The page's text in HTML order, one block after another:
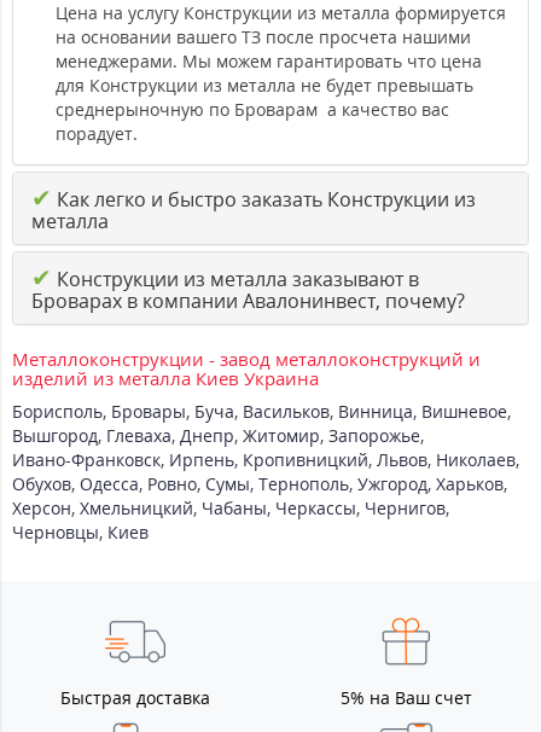
Цена на услугу Конструкции из металла формируется
на основании вашего ТЗ после просчета нашими
менеджерами. Мы можем гарантировать что цена
для Конструкции из металла не будет превышать
среднерыночную по Броварам а качество вас
порадует.
✔ Как легко и быстро заказать Конструкции из
металла
✔ Конструкции из металла заказывают в
Броварах в компании Авалонинвест, почему?
Металлоконструкции - завод металлоконструкций и
изделий из металла Киев Украина
Борисполь, Бровары, Буча, Васильков, Винница, Вишневое,
Вышгород, Глеваха, Днепр, Житомир, Запорожье,
Ивано-Франковск, Ирпень, Кропивницкий, Львов, Николаев,
Обухов, Одесса, Ровно, Сумы, Тернополь, Ужгород, Харьков,
Херсон, Хмельницкий, Чабаны, Черкассы, Чернигов,
Черновцы, Киев
Быстрая доставка 5% на Ваш счет